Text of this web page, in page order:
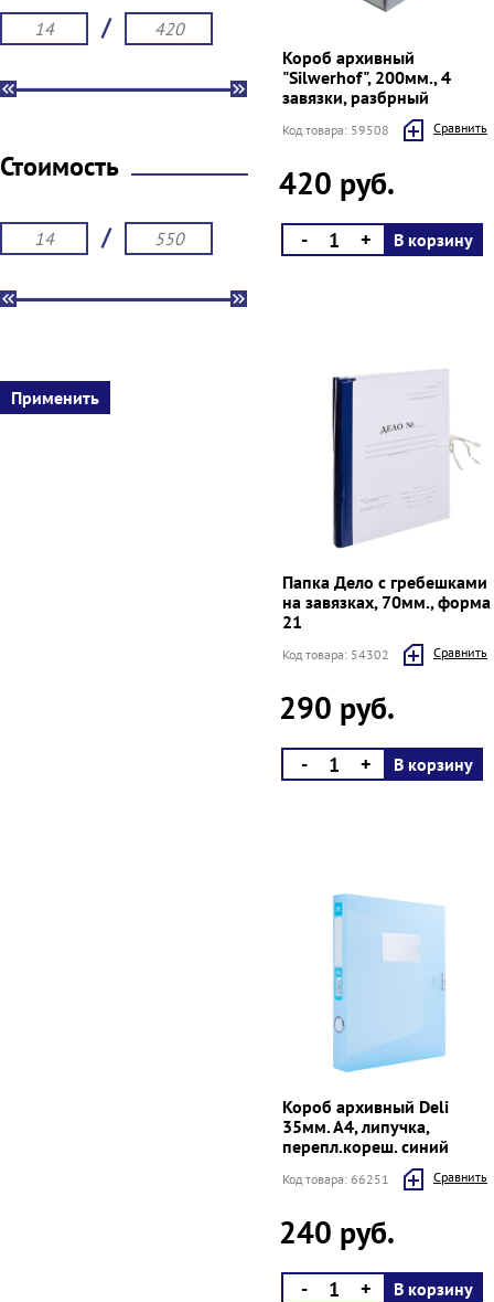
/
Стоимость
/
Короб архивный
"Silwerhof", 200мм., 4
завязки, разбрный
Код товара: 59508 Cравнить
420 руб.
- + В корзину
Папка Дело с гребешками
на завязках, 70мм., форма
21
Код товара: 54302 Cравнить
290 руб.
- + В корзину
Короб архивный Deli
35мм. А4, липучка,
перепл.кореш. синий
Код товара: 66251 Cравнить
240 руб.
- + В корзину